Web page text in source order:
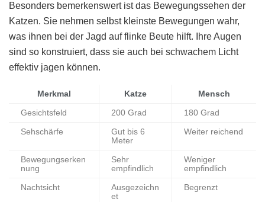
Besonders bemerkenswert ist das Bewegungssehen der
Katzen. Sie nehmen selbst kleinste Bewegungen wahr,
was ihnen bei der Jagd auf flinke Beute hilft. Ihre Augen
sind so konstruiert, dass sie auch bei schwachem Licht
effektiv jagen können.
Merkmal Katze Mensch
Gesichtsfeld 200 Grad 180 Grad
Sehschärfe
Gut bis 6
Meter
Weiter reichend
Bewegungserken
nung
Sehr
empfindlich
Weniger
empfindlich
Nachtsicht
Ausgezeichn
et
Begrenzt